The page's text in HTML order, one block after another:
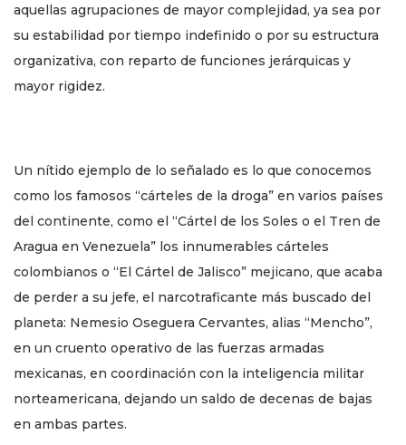
aquellas agrupaciones de mayor complejidad, ya sea por
su estabilidad por tiempo indefinido o por su estructura
organizativa, con reparto de funciones jerárquicas y
mayor rigidez.
Un nítido ejemplo de lo señalado es lo que conocemos
como los famosos “cárteles de la droga” en varios países
del continente, como el “Cártel de los Soles o el Tren de
Aragua en Venezuela” los innumerables cárteles
colombianos o “El Cártel de Jalisco” mejicano, que acaba
de perder a su jefe, el narcotraficante más buscado del
planeta: Nemesio Oseguera Cervantes, alias “Mencho”,
en un cruento operativo de las fuerzas armadas
mexicanas, en coordinación con la inteligencia militar
norteamericana, dejando un saldo de decenas de bajas
en ambas partes.